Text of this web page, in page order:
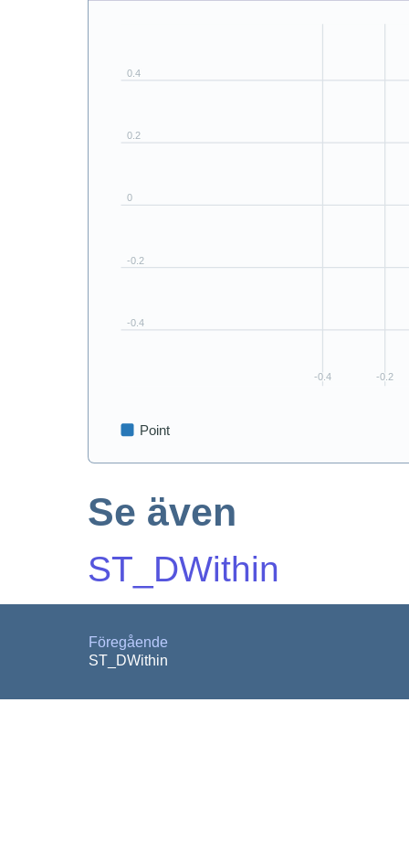
Se även
ST_DWithin
Föregående
ST_DWithin